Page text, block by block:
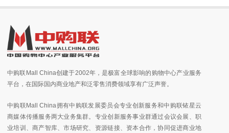
中购联Mall China创建于2002年，是极富全球影响的购物中心产业服务
平台，在国际国内商业地产和泛零售消费领域享有广泛声誉。
中购联Mall China拥有中购联发展委员会专业创新服务和中购联铱星云
商媒体传播服务两大业务集群。专业创新服务事业群通过会议会展、职
业培训、商产智库、市场研究、资源链接、资本合作，协同促进商业地